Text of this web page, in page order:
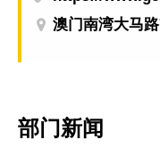
澳门南湾大马
部门新闻